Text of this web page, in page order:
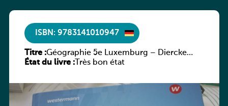
ISBN: 9783141010947
Titre :Géographie 5e Luxemburg – Diercke
Praxis
État du livre :Très bon état